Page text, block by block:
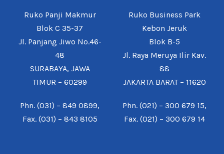
Ruko Panji Makmur
Blok C 35-37
Jl. Panjang Jiwo No.46-
48
SURABAYA, JAWA
TIMUR – 60299
Phn. (031) – 849 0899,
Fax. (031) – 843 8105
Ruko Business Park
Kebon Jeruk
Blok B-5
Jl. Raya Meruya Ilir Kav.
88
JAKARTA BARAT – 11620
Phn. (021) – 300 679 15,
Fax. (021) – 300 679 14